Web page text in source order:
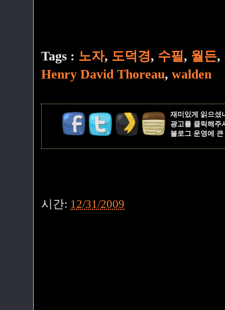
Tags : 노자, 도덕경, 수필, 월든,
Henry David Thoreau, walden
재미있게 읽으셨
광고를 클릭해주
블로그 운영에
시간: 12/31/2009